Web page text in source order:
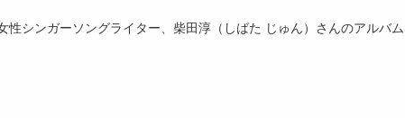
性シンガーソングライター、柴田淳（しばた じゅん）さんのアルバ